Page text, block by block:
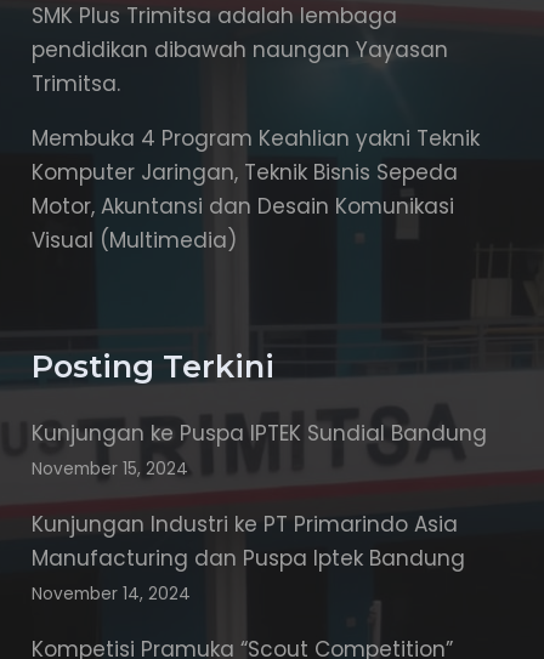
SMK Plus Trimitsa adalah lembaga
pendidikan dibawah naungan Yayasan
Trimitsa.
Membuka 4 Program Keahlian yakni Teknik
Komputer Jaringan, Teknik Bisnis Sepeda
Motor, Akuntansi dan Desain Komunikasi
Visual (Multimedia)
Posting Terkini
Kunjungan ke Puspa IPTEK Sundial Bandung
November 15, 2024
Kunjungan Industri ke PT Primarindo Asia
Manufacturing dan Puspa Iptek Bandung
November 14, 2024
Kompetisi Pramuka “Scout Competition”